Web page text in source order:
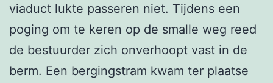
viaduct lukte passeren niet. Tijdens een
poging om te keren op de smalle weg reed
de bestuurder zich onverhoopt vast in de
berm. Een bergingstram kwam ter plaatse